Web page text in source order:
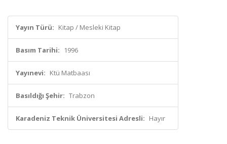
Yayın Türü: Kitap / Mesleki Kitap
Basım Tarihi: 1996
Yayınevi: Ktü Matbaası
Basıldığı Şehir: Trabzon
Karadeniz Teknik Üniversitesi Adresli: Hayır